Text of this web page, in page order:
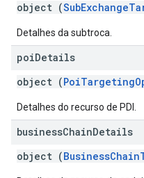
object (
Detalhes da subtroca.
poiDetails
object (
Detalhes do recurso de PDI.
businessChainDetails
object (